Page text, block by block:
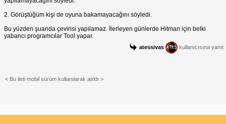
2. Görüştüğüm kişi de oyuna bakamayacağını söyledi.
Bu yüzden şuanda çevirisi yapılamaz. İlerleyen günlerde Hitman için belki
yabancı programcılar Tool yapar.
atessivas kullanıcısına yanıt
< Bu ileti mobil sürüm kullanılarak atıldı >